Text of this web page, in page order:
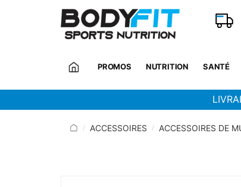
Panneau de gestion des cookies
PROMOS NUTRITION SANTÉ
/ ACCESSOIRES / ACCESSOIRES DE